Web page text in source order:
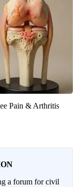
Pain & Arthritis
a forum for civil